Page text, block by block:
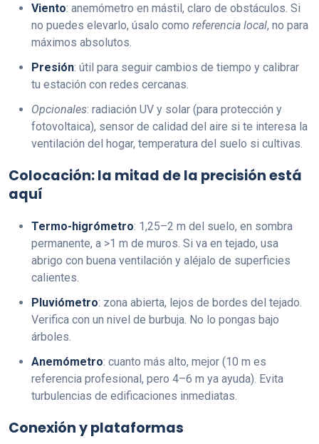
Viento: anemómetro en mástil, claro de obstáculos. Si
no puedes elevarlo, úsalo como referencia local, no para
máximos absolutos.
Presión: útil para seguir cambios de tiempo y calibrar
tu estación con redes cercanas.
Opcionales: radiación UV y solar (para protección y
fotovoltaica), sensor de calidad del aire si te interesa la
ventilación del hogar, temperatura del suelo si cultivas.
Colocación: la mitad de la precisión está
aquí
Termo-higrómetro: 1,25–2 m del suelo, en sombra
permanente, a >1 m de muros. Si va en tejado, usa
abrigo con buena ventilación y aléjalo de superficies
calientes.
Pluviómetro: zona abierta, lejos de bordes del tejado.
Verifica con un nivel de burbuja. No lo pongas bajo
árboles.
Anemómetro: cuanto más alto, mejor (10 m es
referencia profesional, pero 4–6 m ya ayuda). Evita
turbulencias de edificaciones inmediatas.
Conexión y plataformas